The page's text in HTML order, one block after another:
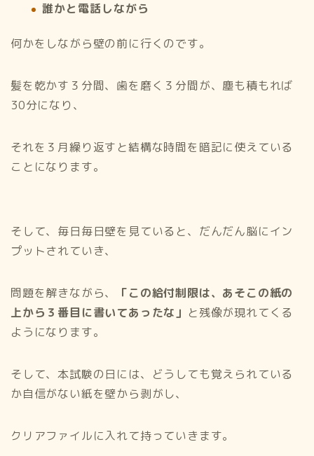
誰かと電話しながら
何かをしながら壁の前に行くのです。
髪を乾かす３分間、歯を磨く３分間が、塵も積もれば
30分になり、
それを３月繰り返すと結構な時間を暗記に使えている
ことになります。
そして、毎日毎日壁を見ていると、だんだん脳にイン
プットされていき、
問題を解きながら、
「この給付制限は、あそこの紙の
上から３番目に書いてあったな」 と残像が現れてくる
ようになります。
そして、本試験の日には、どうしても覚えられている
か自信がない紙を壁から剥がし、
クリアファイルに入れて持っていきます。